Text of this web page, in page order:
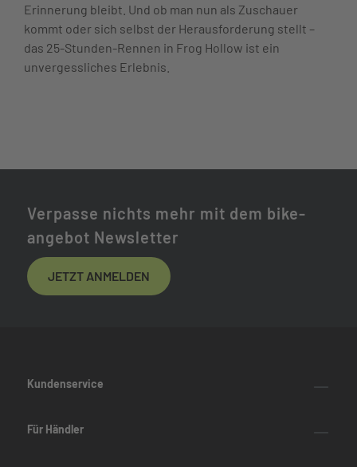
Erinnerung bleibt. Und ob man nun als Zuschauer
kommt oder sich selbst der Herausforderung stellt –
das 25-Stunden-Rennen in Frog Hollow ist ein
unvergessliches Erlebnis.
Verpasse nichts mehr mit dem bike-
angebot Newsletter
JETZT ANMELDEN
Kundenservice
Für Händler